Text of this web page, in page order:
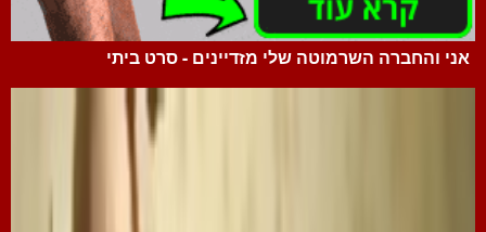
אני והחברה השרמוטה שלי מזדיינים - סרט ביתי